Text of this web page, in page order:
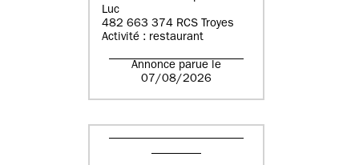
Luc
482 663 374 RCS Troyes
Activité : restaurant
Annonce parue le
07/08/2026